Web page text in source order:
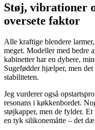
Støj, vibrationer
oversete faktor
Alle kraftige blendere
meget. Modeller med bedre
kabinetter har en dybere,
Sugefødder hjælper, men
stabiliteten.
Jeg vurderer også
resonans i køkkenbordet.
støjkapper, men de fylder.
en tyk silikonemåtte – det